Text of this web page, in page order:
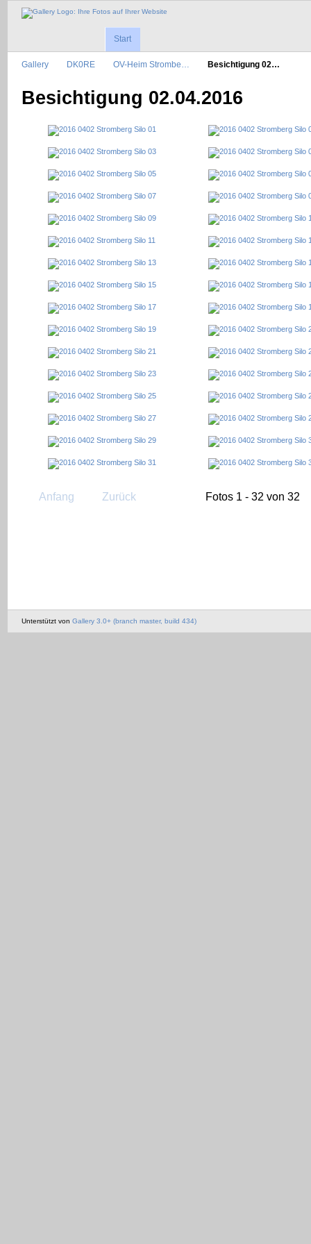
Start
Gallery DK0RE OV-Heim Strombe… Besichtigung 02…
Besichtigung 02.04.2016
Anfang Zurück Fotos 1 - 32 von 32
Unterstützt von Gallery 3.0+ (branch master, build 434)